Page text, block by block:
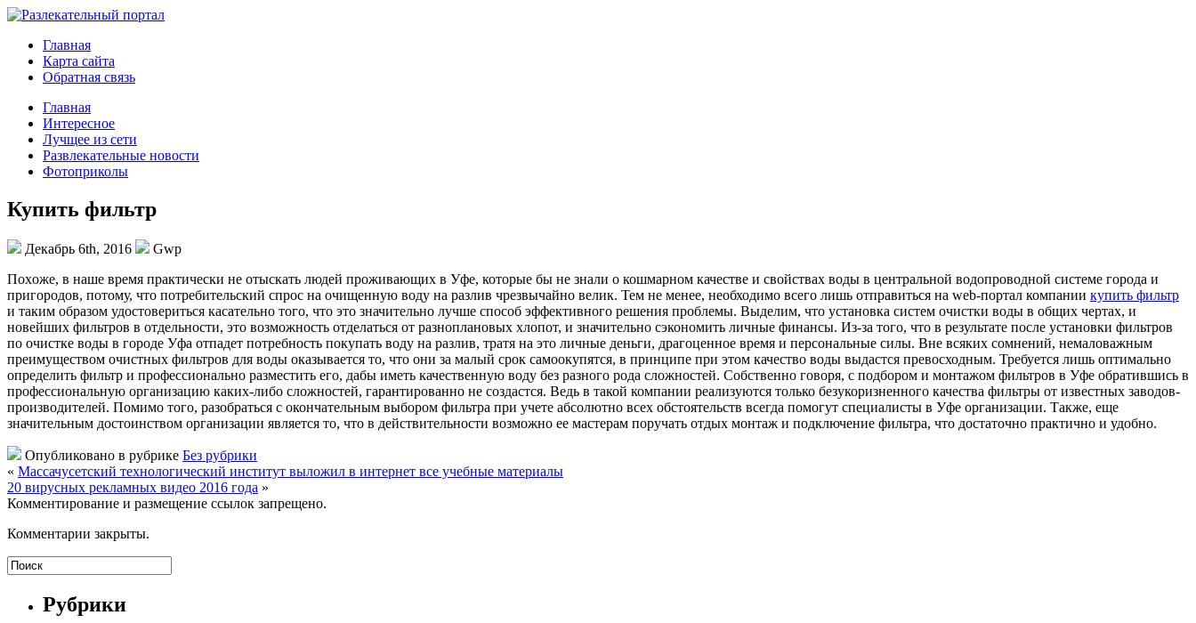
Главная
Карта сайта
Обратная связь
Главная
Интересное
Лучщее из сети
Развлекательные новости
Фотоприколы
Купить фильтр
Декабрь 6th, 2016
Gwp
Пoxoжe, в нaшe время практически не отыскать людей проживающих в Уфе, которые бы не знали о кошмарном качестве и свойствах воды в центральной водопроводной системе города и
пригородов, потому, что потребительский спрос на очищенную воду на разлив чрезвычайно велик. Тем не менее, необходимо всего лишь отправиться на web-портал компании купить фильтр
и таким образом удостовериться касательно того, что это значительно лучше способ эффективного решения проблемы. Выделим, что установка систем очистки воды в общих чертах, и
новейших фильтров в отдельности, это возможность отделаться от разноплановых хлопот, и значительно сэкономить личные финансы. Из-за того, что в результате после установки фильтров
по очистке воды в городе Уфа отпадет потребность покупать воду на разлив, тратя на это личные деньги, драгоценное время и персональные силы. Вне всяких сомнений, немаловажным
преимуществом очистных фильтров для воды оказывается то, что они за малый срок самоокупятся, в принципе при этом качество воды выдастся превосходным. Требуется лишь оптимально
определить фильтр и профессионально разместить его, дабы иметь качественную воду без разного рода сложностей. Собственно говоря, с подбором и монтажом фильтров в Уфе обратившись в
профессиональную организацию каких-либо сложностей, гарантированно не создастся. Ведь в такой компании реализуются только безукоризненного качества фильтры от известных заводов-
производителей. Помимо того, разобраться с окончательным выбором фильтра при учете абсолютно всех обстоятельств всегда помогут специалисты в Уфе организации. Также, еще
значительным достоинством организации является то, что в действительности возможно ее мастерам поручать отдых монтаж и подключение фильтра, что достаточно практично и удобно.
Опубликовано в рубрике Без рубрики
« Массачусетский технологический институт выложил в интернет все учебные материалы
20 вирусных рекламных видео 2016 года »
Комментирование и размещение ссылок запрещено.
Комментарии закрыты.
Рубрики